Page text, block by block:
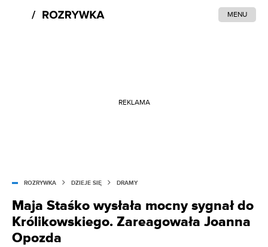
MENU
REKLAMA
ROZRYWKA DZIEJE SIĘ DRAMY
Maja Staśko wysłała mocny sygnał do
Królikowskiego. Zareagowała Joanna
Opozda